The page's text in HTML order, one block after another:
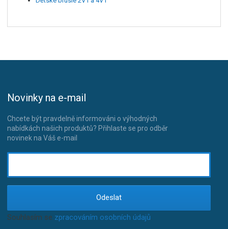
Novinky na e-mail
Chcete být pravdelně informováni o výhodných
nabídkách našich produktů? Přihlaste se pro odběr
novinek na Váš e-mail
Odeslat
Souhlasím se zpracováním osobních údajů.